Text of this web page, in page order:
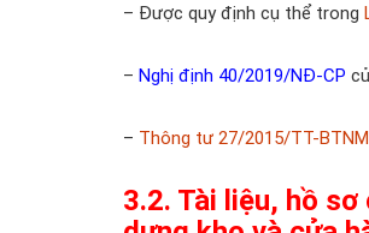
– Được quy định cụ thể trong
– Nghị định 40/2019/NĐ-CP
– Thông tư 27/2015/TT-
3.2. Tài liệu, hồ